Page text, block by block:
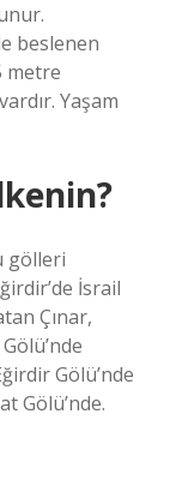
beslenen
metre
Yaşam
gölleri
İsrail
Çınar,
Gölü’nde
Gölü’nde.